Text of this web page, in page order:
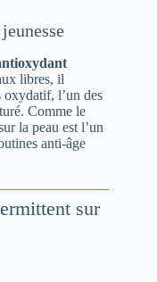
libres, il
oxydatif, l’un des
Comme le
la peau est l’un
anti-âge
sur